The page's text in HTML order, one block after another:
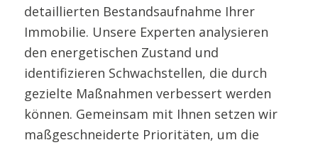
detaillierten Bestandsaufnahme Ihrer
Immobilie. Unsere Experten analysieren
den energetischen Zustand und
identifizieren Schwachstellen, die durch
gezielte Maßnahmen verbessert werden
können. Gemeinsam mit Ihnen setzen wir
maßgeschneiderte Prioritäten, um die